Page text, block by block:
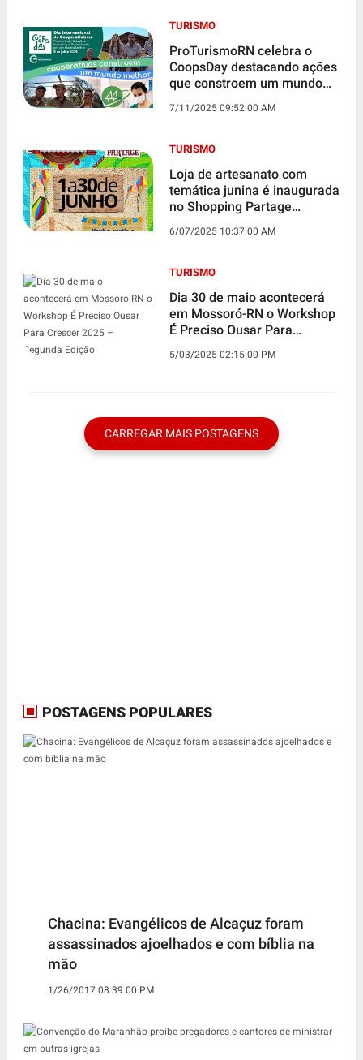
TURISMO
ProTurismoRN celebra o
CoopsDay destacando ações
que constroem um mundo
cooperativismo no turismo e
7/11/2025 09:52:00 AM
TURISMO
Loja de artesanato com
temática junina é inaugurada
no Shopping Partage
6/07/2025 10:37:00 AM
TURISMO
Dia 30 de maio acontecerá
em Mossoró-RN o Workshop
É Preciso Ousar Para
Edição
5/03/2025 02:15:00 PM
CARREGAR MAIS POSTAGENS
POSTAGENS POPULARES
Chacina: Evangélicos de Alcaçuz foram
assassinados ajoelhados e com bíblia na
mão
1/26/2017 08:39:00 PM